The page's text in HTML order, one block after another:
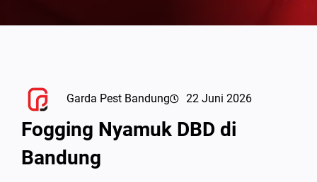
Garda Pest Bandung 22 Juni 2026
Fogging Nyamuk DBD di
Bandung